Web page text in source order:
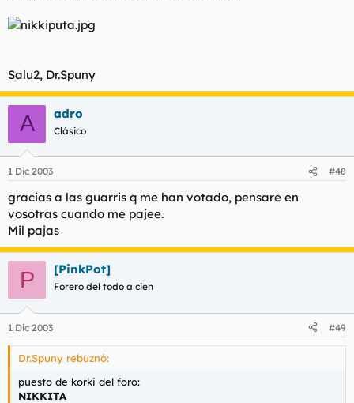
Salu2, Dr.Spuny
A adro
Clásico
1 Dic 2003 #48
gracias a las guarris q me han votado, pensare en
vosotras cuando me pajee.
Mil pajas
P [PinkPot]
Forero del todo a cien
1 Dic 2003 #49
Dr.Spuny rebuznó:
puesto de korki del foro:
NIKKITA